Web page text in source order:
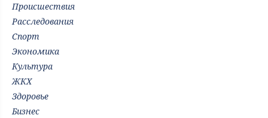
Происшествия
Расследования
Спорт
Экономика
Культура
ЖКХ
Здоровье
Бизнес